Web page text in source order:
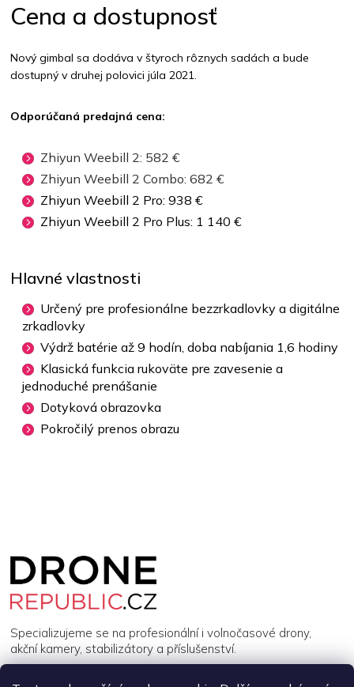
Cena a dostupnosť
Nový gimbal sa dodáva v štyroch rôznych sadách a bude
dostupný v druhej polovici júla 2021.
Odporúčaná predajná cena:
Zhiyun Weebill 2: 582 €
Zhiyun Weebill 2 Combo: 682 €
Zhiyun Weebill 2 Pro: 938 €
Zhiyun Weebill 2 Pro Plus: 1 140 €
Hlavné vlastnosti
Určený pre profesionálne bezzrkadlovky a digitálne
zrkadlovky
Výdrž batérie až 9 hodín, doba nabíjania 1,6 hodiny
Klasická funkcia rukoväte pre zavesenie a
jednoduché prenášanie
Dotyková obrazovka
Pokročilý prenos obrazu
Specializujeme se na profesionální i volnočasové drony,
akční kamery, stabilizátory a příslušenství.